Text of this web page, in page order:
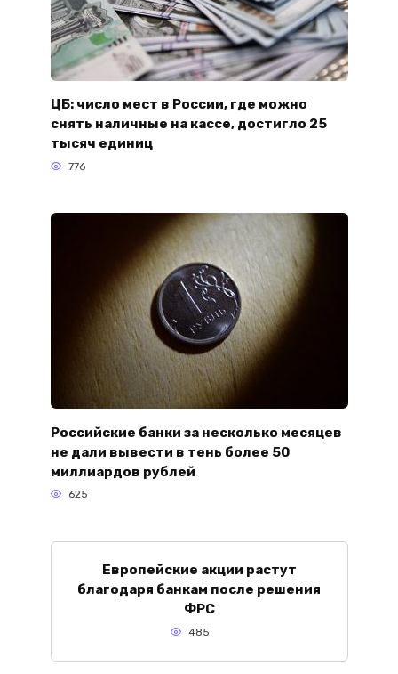
ЦБ: число мест в России, где можно
снять наличные на кассе, достигло 25
тысяч единиц
776
Российские банки за несколько месяцев
не дали вывести в тень более 50
миллиардов рублей
625
Европейские акции растут
благодаря банкам после решения
ФРС
485